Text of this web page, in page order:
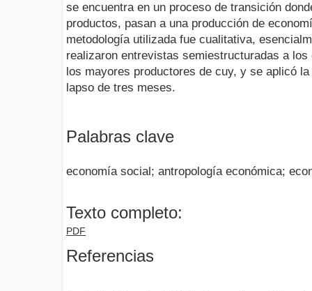
se encuentra en un proceso de transición
productos, pasan a una producción de
metodología utilizada fue cualitativa,
realizaron entrevistas semiestructuradas a
los mayores productores de cuy, y se aplicó
lapso de tres meses.
Palabras clave
economía social; antropología económica;
Texto completo:
PDF
Referencias